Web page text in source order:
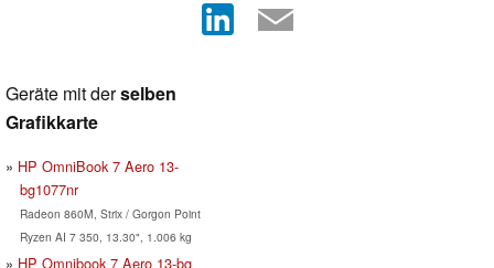
Geräte mit derselben
Grafikkarte
HP OmniBook 7 Aero 13-
bg1077nr
Radeon 860M, Strix / Gorgon Point
Ryzen AI 7 350, 13.30", 1.006 kg
HP Omnibook 7 Aero 13-bg